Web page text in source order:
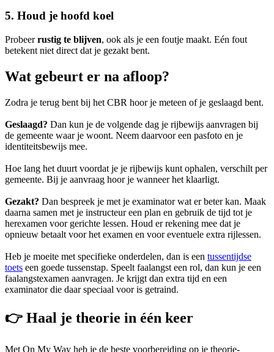
5. Houd je hoofd koel
Probeerrustig te blijven, ook als je een foutje maakt. Eén fout
betekent niet direct dat je gezakt bent.
Wat gebeurt er na afloop?
Zodra je terug bent bij het CBR hoor je meteen of je geslaagd bent.
Geslaagd? Dan kun je de volgende dag je rijbewijs aanvragen bij
de gemeente waar je woont. Neem daarvoor een pasfoto en je
identiteitsbewijs mee.
Hoe lang het duurt voordat je je rijbewijs kunt ophalen, verschilt per
gemeente. Bij je aanvraag hoor je wanneer het klaarligt.
Gezakt? Dan bespreek je met je examinator wat er beter kan. Maak
daarna samen met je instructeur een plan en gebruik de tijd tot je
herexamen voor gerichte lessen. Houd er rekening mee dat je
opnieuw betaalt voor het examen en voor eventuele extra rijlessen.
Heb je moeite met specifieke onderdelen, dan is een tussentijdse
toets een goede tussenstap. Speelt faalangst een rol, dan kun je een
faalangstexamen aanvragen. Je krijgt dan extra tijd en een
examinator die daar speciaal voor is getraind.
👉 Haal je theorie in één keer
Met On My Way heb je de beste voorbereiding op je theorie-